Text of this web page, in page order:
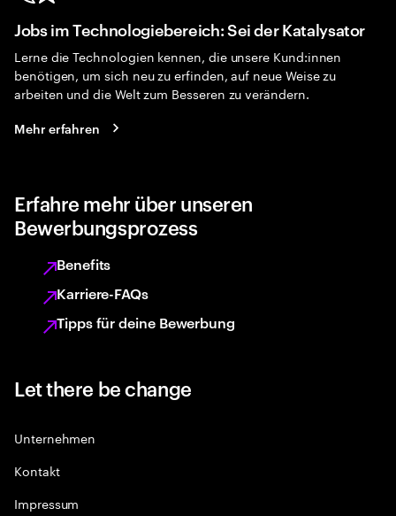
Jobs im Technologiebereich: Sei der Katalysator
Lerne die Technologien kennen, die unsere Kund:innen
benötigen, um sich neu zu erfinden, auf neue Weise zu
arbeiten und die Welt zum Besseren zu verändern.
Mehr erfahren
Erfahre mehr über unseren
Bewerbungsprozess
Benefits
Karriere-FAQs
Tipps für deine Bewerbung
Let there be change
Unternehmen
Kontakt
Impressum